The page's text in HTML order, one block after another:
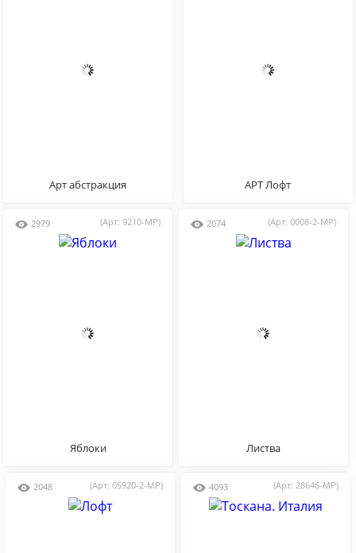
Арт абстракция АРТ Лофт
2979 (Арт: 9210-MP)
Яблоки
2074 (Арт: 0008-2-MP)
Листва
2048 (Арт: 05920-2-MP) 4093 (Арт: 28646-MP)